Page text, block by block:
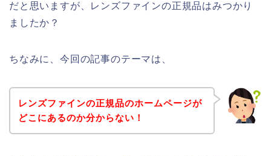
だと思いますが、レンズファインの正規品はみつかり
ましたか？
ちなみに、今回の記事のテーマは、
レンズファインの正規品のホームページが
どこにあるのか分からない！